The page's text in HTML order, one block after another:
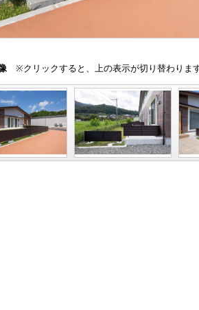
※クリックすると、上の表示が切り替わりま